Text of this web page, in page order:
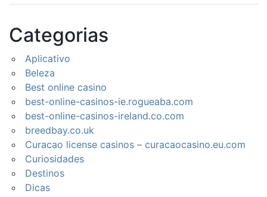
Categorias
Aplicativo
Beleza
Best online casino
best-online-casinos-ie.rogueaba.com
best-online-casinos-ireland.co.com
breedbay.co.uk
Curacao license casinos – curacaocasino.eu.com
Curiosidades
Destinos
Dicas